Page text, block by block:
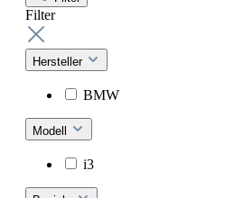
Filter
Hersteller
BMW
Modell
i3